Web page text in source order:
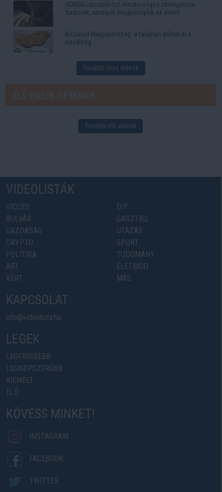
HONOR okostelefon mesterséges intelligencia
funkciók, amelyek megkönnyítik az életet
Kiszárad Magyarország: a talajban dőlhet el a
vízválság
További friss videók
További élő videók
VIDEOLISTÁK
VICCES
BULVÁR
GAZDASÁG
CRYPTO
POLITIKA
ART
KERT
DIY
GASZTRO
UTAZÁS
SPORT
TUDOMÁNY
ÉLETMÓD
MÁS
KAPCSOLAT
info@videolista.hu
LEGEK
LEGFRISSEBB
LEGNÉPSZERŰBB
KIEMELT
ÉLŐ
KÖVESS MINKET!
INSTAGRAM
FACEBOOK
TWITTER